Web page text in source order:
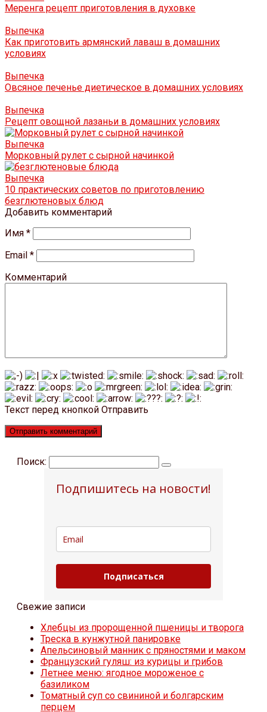
Меренга рецепт приготовления в духовке
Выпечка
Как приготовить армянский лаваш в домашних
условиях
Выпечка
Овсяное печенье диетическое в домашних условиях
Выпечка
Рецепт овощной лазаньи в домашних условиях
Выпечка
Морковный рулет с сырной начинкой
Выпечка
10 практических советов по приготовлению
безглютеновых блюд
Добавить комментарий
Имя *
Email *
Комментарий
Текст перед кнопкой Отправить
Поиск:
Подпишитесь на новости!
Подписаться
Свежие записи
Хлебцы из пророщенной пшеницы и творога
Треска в кунжутной панировке
Апельсиновый манник с пряностями и маком
Французский гуляш: из курицы и грибов
Летнее меню: ягодное мороженое с
базиликом
Томатный суп со свининой и болгарским
перцем